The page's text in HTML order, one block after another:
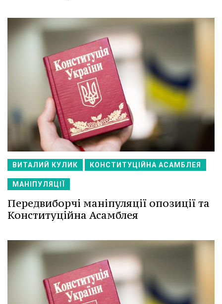
ВИТАЛИЙ КУЛИК КОНСТИТУЦІЙНА АСАМБЛЕЯ
МАНІПУЛЯЦІЇ
Передвиборчі маніпуляції опозиції та
Конституційна Асамблея